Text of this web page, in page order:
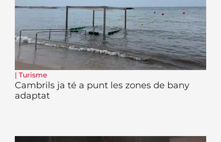
| Turisme
Cambrils ja té a punt les zones de bany
adaptat